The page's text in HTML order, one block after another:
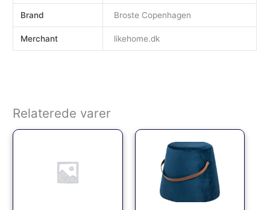
Brand Broste Copenhagen
Merchant likehome.dk
Relaterede varer
Den oprindelige pris var: 550.00kr..
Den aktuelle pris er: 449.00kr..